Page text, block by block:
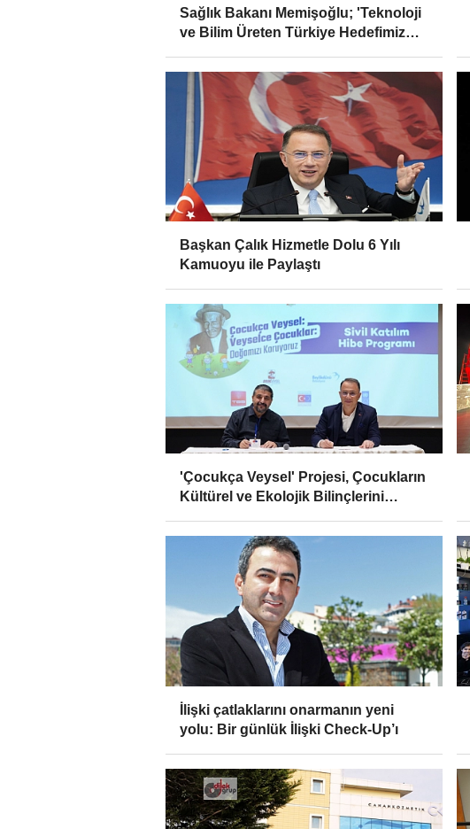
Sağlık Bakanı Memişoğlu; 'Teknoloji
ve Bilim Üreten Türkiye Hedefimiz
Başkan Çalık Hizmetle Dolu 6 Yılı
Kamuoyu ile Paylaştı
'Çocukça Veysel' Projesi, Çocukların
Kültürel ve Ekolojik Bilinçlerini
İlişki çatlaklarını onarmanın yeni
yolu: Bir günlük İlişki Check-Up’ı